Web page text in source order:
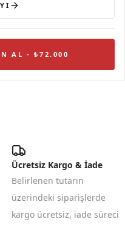
AL - ₺72.000
Ücretsiz Kargo & İade
Belirlenen tutarın
üzerindeki siparişlerde
kargo ücretsiz, iade süreci